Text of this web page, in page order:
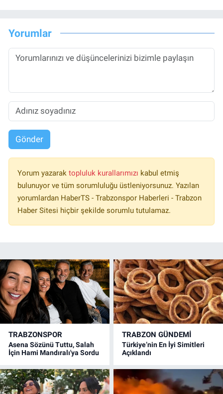
Yorumlar
Gönder
Yorum yazarak topluluk kurallarımızı kabul etmiş
bulunuyor ve tüm sorumluluğu üstleniyorsunuz. Yazılan
yorumlardan HaberTS - Trabzonspor Haberleri - Trabzon
Haber Sitesi hiçbir şekilde sorumlu tutulamaz.
TRABZONSPOR
Asena Sözünü Tuttu, Salah
İçin Hami Mandıralı'ya Sordu
TRABZON GÜNDEMİ
Türkiye’nin En İyi Simitleri
Açıklandı